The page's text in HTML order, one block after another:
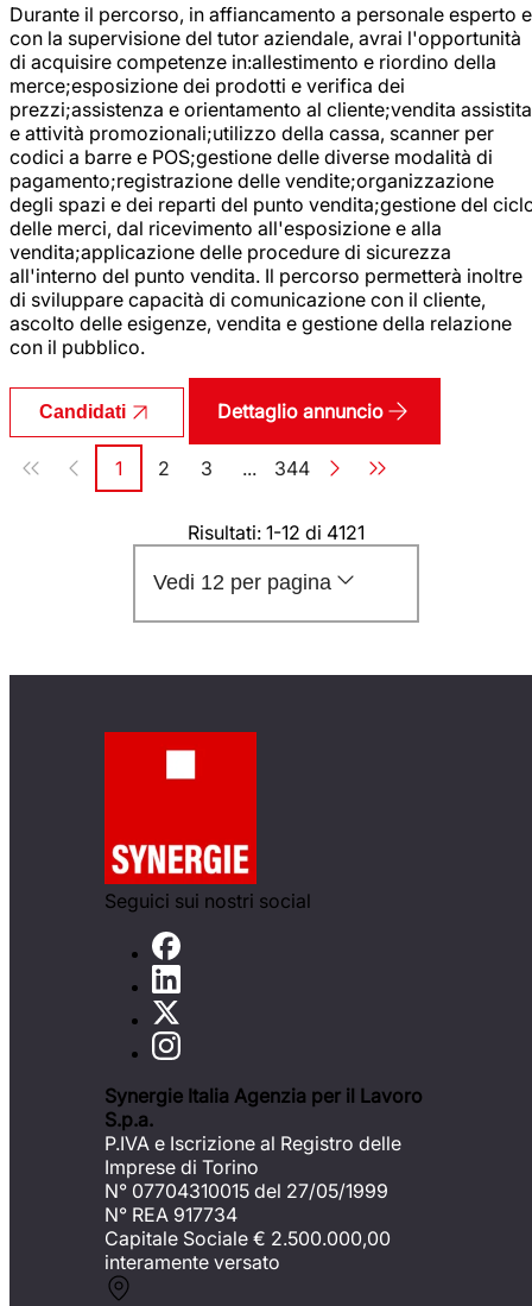
Durante il percorso, in affiancamento a personale esperto e
con la supervisione del tutor aziendale, avrai l'opportunità
di acquisire competenze in:allestimento e riordino della
merce;esposizione dei prodotti e verifica dei
prezzi;assistenza e orientamento al cliente;vendita assistita
e attività promozionali;utilizzo della cassa, scanner per
codici a barre e POS;gestione delle diverse modalità di
pagamento;registrazione delle vendite;organizzazione
degli spazi e dei reparti del punto vendita;gestione del
delle merci, dal ricevimento all'esposizione e alla
vendita;applicazione delle procedure di sicurezza
all'interno del punto vendita. Il percorso permetterà inoltre
di sviluppare capacità di comunicazione con il cliente,
ascolto delle esigenze, vendita e gestione della relazione
con il pubblico.
Candidati Dettaglio annuncio
Paginazione
Pagina
1 Pagina
2 Pagina
3 ... Pagina
344
Risultati: 1-12 di 4121
Vedi 12 per pagina
Seguici sui nostri social
Synergie Italia Agenzia per il Lavoro
S.p.a.
P.IVA e Iscrizione al Registro delle
Imprese di Torino
N° 07704310015 del 27/05/1999
N° REA 917734
Capitale Sociale € 2.500.000,00
interamente versato